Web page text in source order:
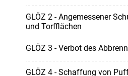
GLÖZ 2 - Angemessener
und Torfflächen
GLÖZ 3 - Verbot des
GLÖZ 4 - Schaffung von